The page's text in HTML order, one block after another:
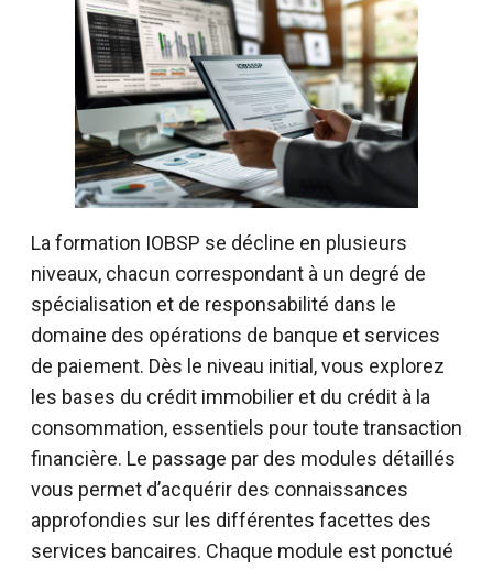
La formation IOBSP se décline en plusieurs
niveaux, chacun correspondant à un degré de
spécialisation et de responsabilité dans le
domaine des opérations de banque et services
de paiement. Dès le niveau initial, vous explorez
les bases du crédit immobilier et du crédit à la
consommation, essentiels pour toute transaction
financière. Le passage par des modules détaillés
vous permet d’acquérir des connaissances
approfondies sur les différentes facettes des
services bancaires. Chaque module est ponctué